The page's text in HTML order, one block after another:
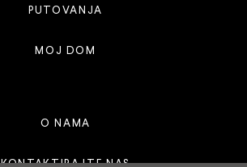
PUTOVANJA
MOJ DOM
O NAMA
KONTAKTIRAJTE NAS